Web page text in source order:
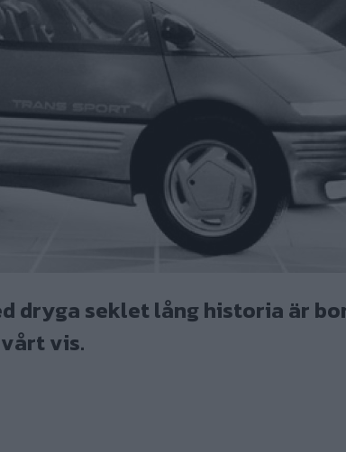
dryga seklet lång historia är
vis.